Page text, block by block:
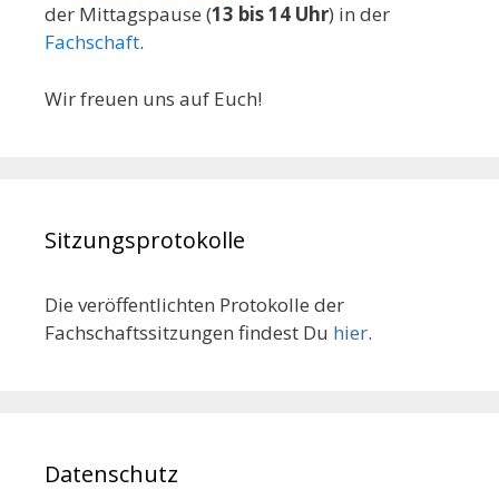
der Mittagspause (13 bis 14 Uhr) in der
Fachschaft.
Wir freuen uns auf Euch!
Sitzungsprotokolle
Die veröffentlichten Protokolle der
Fachschaftssitzungen findest Du hier.
Datenschutz